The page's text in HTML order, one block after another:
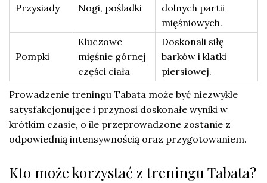
Przysiady Nogi, pośladki
dolnych partii
mięśniowych.
Pompki
Kluczowe
mięśnie górnej
części ciała
Doskonali siłę
barków i klatki
piersiowej.
Prowadzenie treningu Tabata może być niezwykle
satysfakcjonujące i przynosi doskonałe wyniki w
krótkim czasie, o ile przeprowadzone zostanie z
odpowiednią intensywnością oraz przygotowaniem.
Kto może korzystać z treningu Tabata?